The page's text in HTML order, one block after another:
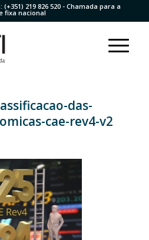
(+351) 219 826 520- Chamada para a
fixa nacional
das-
cae-rev4-v2